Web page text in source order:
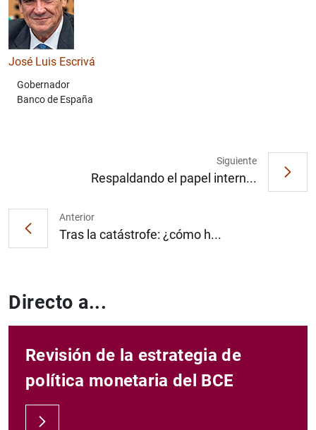
José Luis Escrivá
Gobernador
Banco de España
Anterior
Tras la catástrofe: ¿cómo h...
Siguiente
Respaldando el papel intern...
Directo a...
Revisión de la estrategia de
política monetaria del BCE